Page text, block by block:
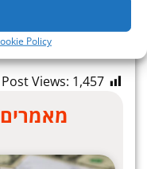
Policy
Post Views: 1,457